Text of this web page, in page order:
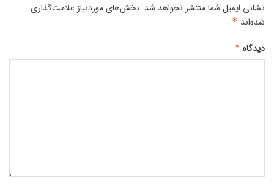
نشانی ایمیل شما منتشر نخواهد شد. بخش‌های موردنیاز علامت‌گذاری
شده‌اند *
دیدگاه *